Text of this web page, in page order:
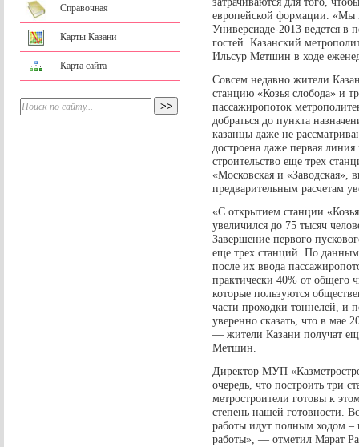
Справочная
Карты Казани
Карта сайта
европейской формации. «Мы
Универсиаде-2013 ведется в
гостей. Казанский
Ильсур Метшин в ходе
Совсем недавно жители
станцию «Козья слобода» и
пассажиропоток
добраться до пункта
казанцы даже не
достроена даже первая
строительство еще трех
«Московская и «Заводская»,
предварительным расчетам
«С открытием станции
увеличился до 75 тысяч
Завершение первого
еще трех станций. По
после их ввода
практически 40% от общего
которые пользуются
части проходки тоннелей, и
уверенно сказать, что в мае
— жители Казани получат
Метшин.
Директор МУП
очередь, что построить три
метростроители готовы к
степень нашей готовности.
работы идут полным ходом –
работы», — отметил Марат